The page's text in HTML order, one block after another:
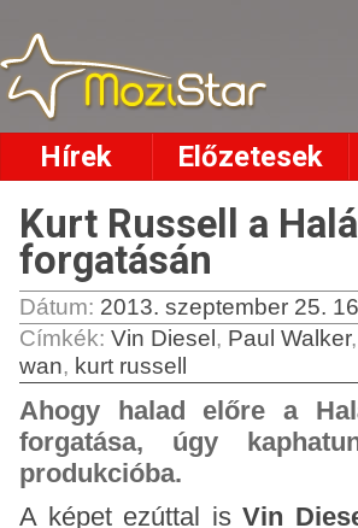
Hírek Előzetesek
Kurt Russell a
forgatásán
Dátum: 2013. szeptember 25.
Címkék: Vin Diesel , Paul Walker,
wan, kurt russell
Ahogy halad előre a
forgatása, úgy
produkcióba.
A képet ezúttal is Vin